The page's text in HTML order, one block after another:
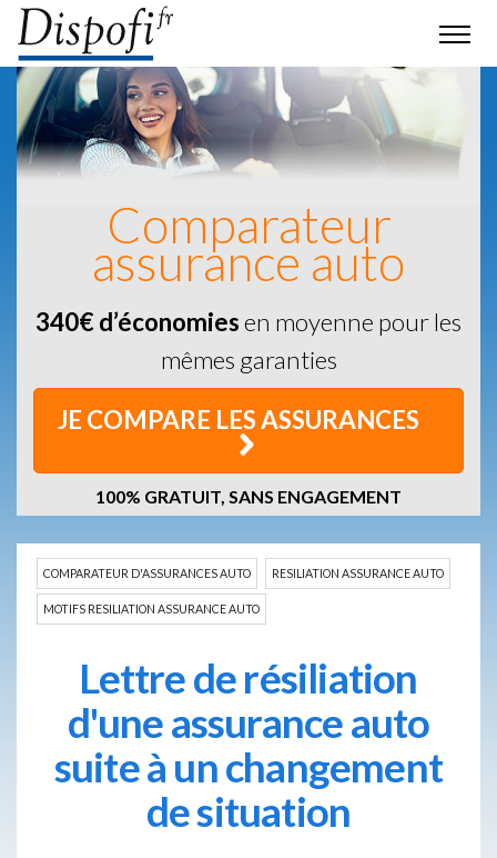
Comparateur
assurance auto
340€ d’économiesen moyenne pour les
mêmes garanties
JE COMPARE LES ASSURANCES
100% GRATUIT, SANS ENGAGEMENT
COMPARATEUR D'ASSURANCES AUTO RESILIATION ASSURANCE AUTO
MOTIFS RESILIATION ASSURANCE AUTO
Lettre de résiliation
d'une assurance auto
suite à un changement
de situation